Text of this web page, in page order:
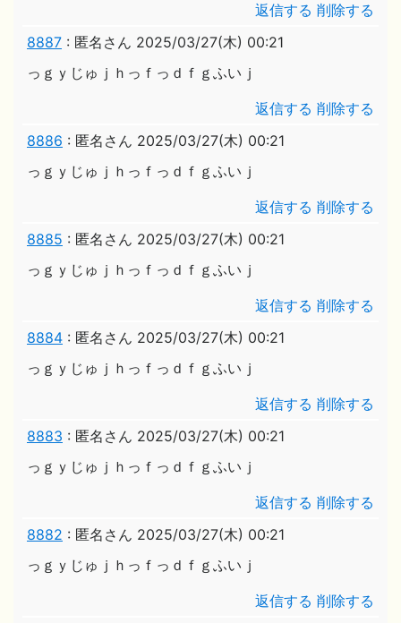
返信する 削除する
8887 : 匿名さん 2025/03/27(木) 00:21
っｇｙじゅｊｈっｆっｄｆｇふいｊ
返信する 削除する
8886 : 匿名さん 2025/03/27(木) 00:21
っｇｙじゅｊｈっｆっｄｆｇふいｊ
返信する 削除する
8885 : 匿名さん 2025/03/27(木) 00:21
っｇｙじゅｊｈっｆっｄｆｇふいｊ
返信する 削除する
8884 : 匿名さん 2025/03/27(木) 00:21
っｇｙじゅｊｈっｆっｄｆｇふいｊ
返信する 削除する
8883 : 匿名さん 2025/03/27(木) 00:21
っｇｙじゅｊｈっｆっｄｆｇふいｊ
返信する 削除する
8882 : 匿名さん 2025/03/27(木) 00:21
っｇｙじゅｊｈっｆっｄｆｇふいｊ
返信する 削除する